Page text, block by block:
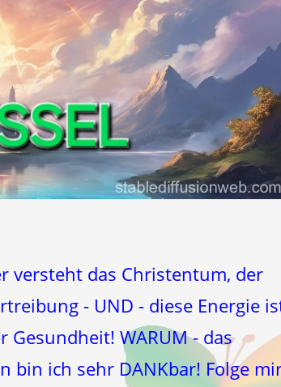
versteht das Christentum, der
- UND - diese Energie
Gesundheit! WARUM - das
bin ich sehr DANKbar! Folge